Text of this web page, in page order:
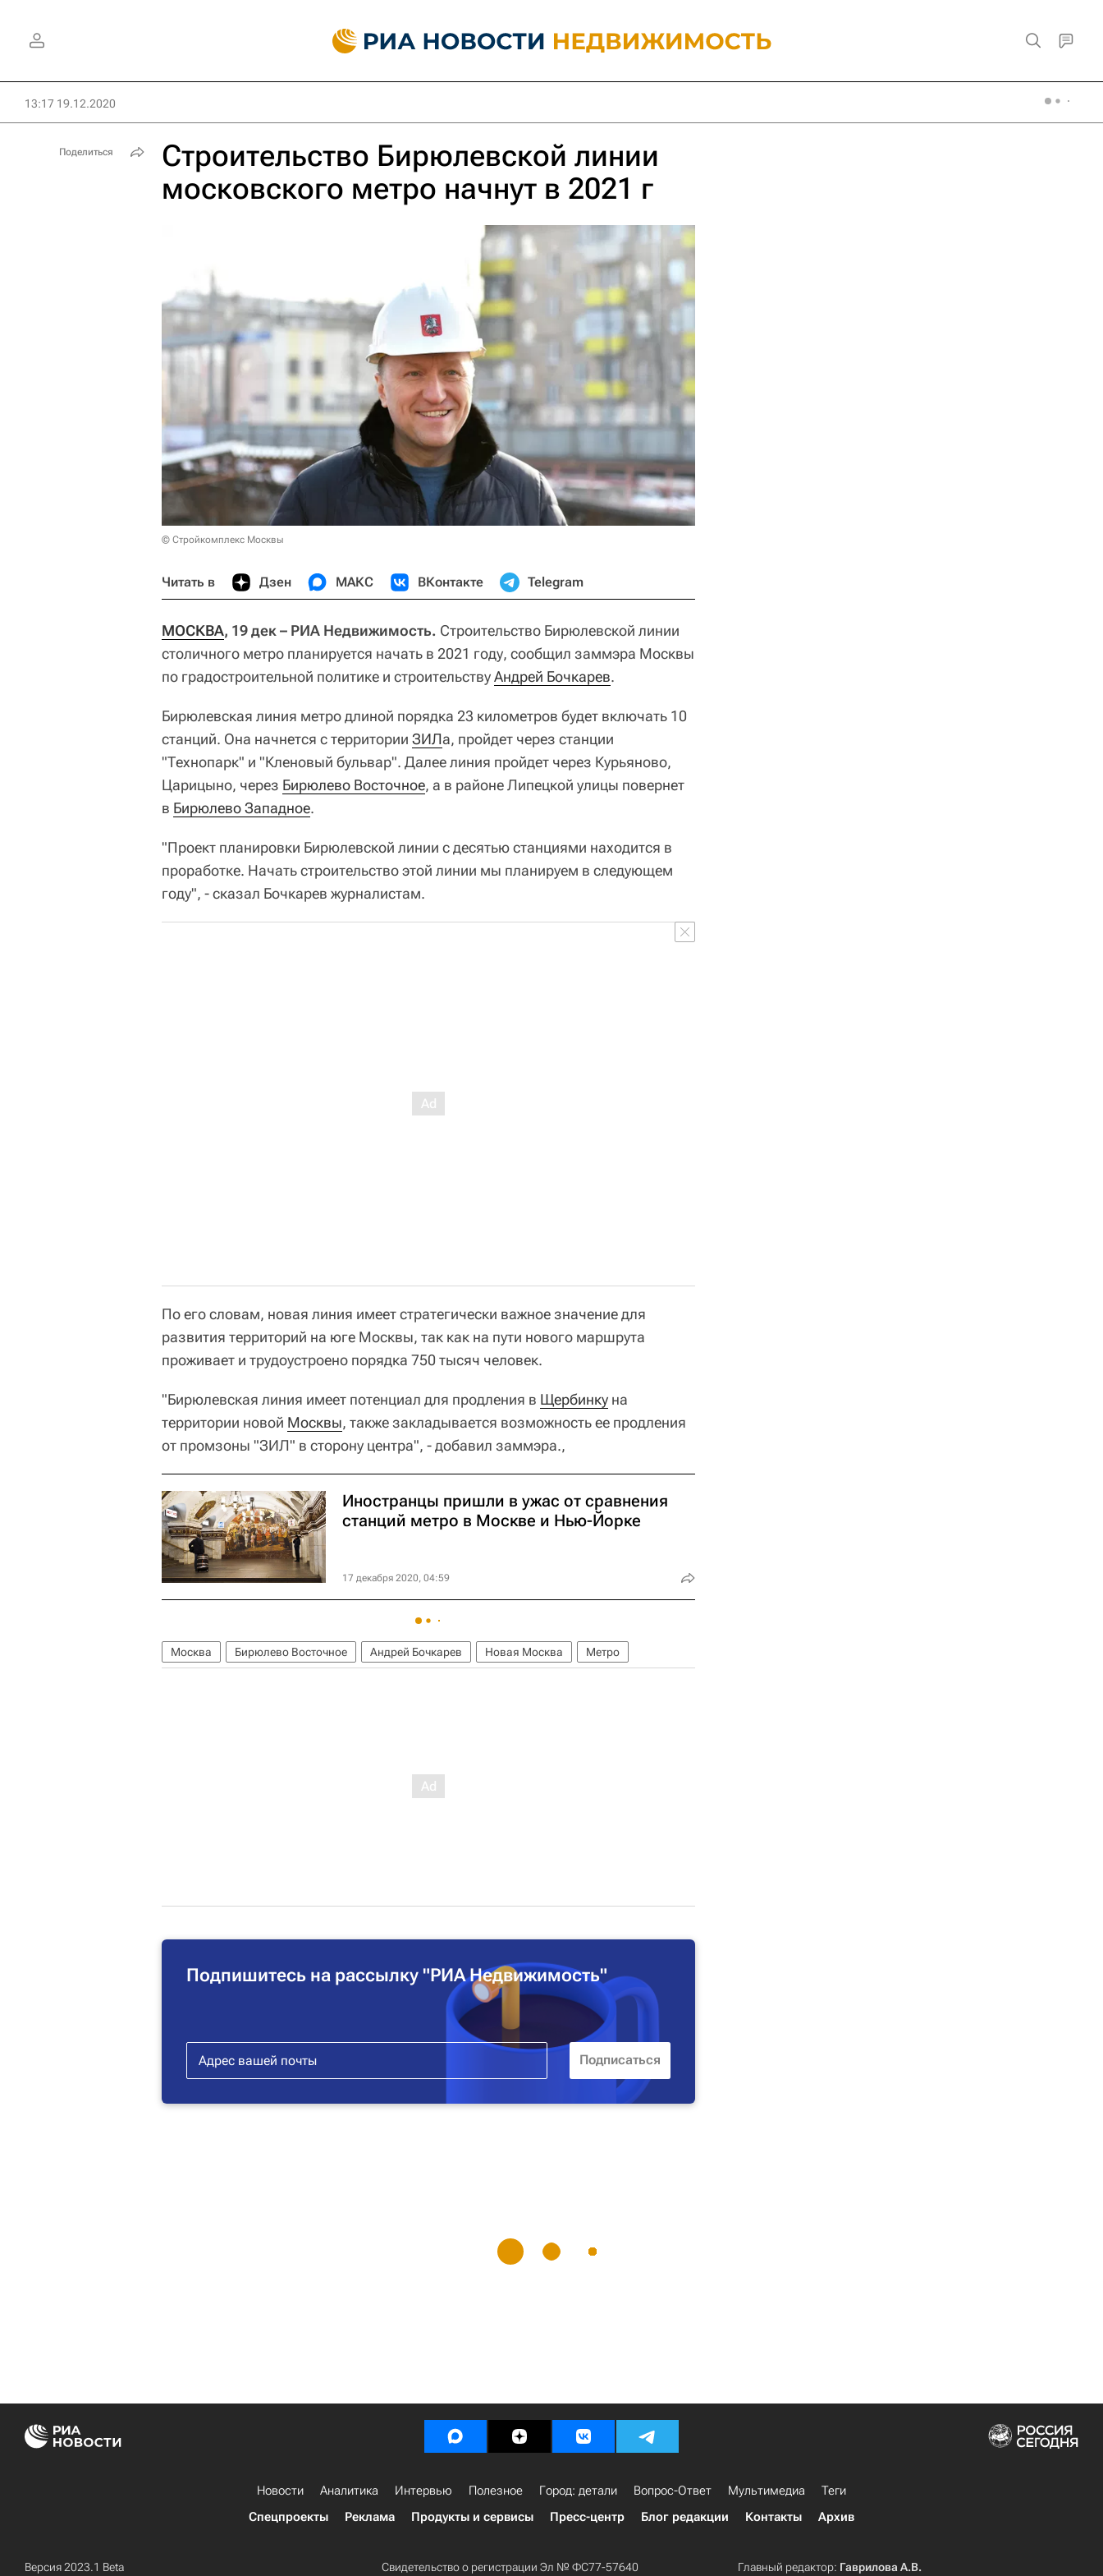
13:17 19.12.2020
Строительство Бирюлевской линии
московского метро начнут в 2021 г
© Стройкомплекс Москвы
Читать в Дзен МАКС ВКонтакте Telegram
МОСКВА, 19 дек – РИА Недвижимость. Строительство Бирюлевской линии
столичного метро планируется начать в 2021 году, сообщил заммэра Москвы
по градостроительной политике и строительствуАндрей Бочкарев.
Бирюлевская линия метро длиной порядка 23 километров будет включать 10
станций. Она начнется с территории ЗИЛа, пройдет через станции
"Технопарк" и "Кленовый бульвар". Далее линия пройдет через Курьяново,
Царицыно, через Бирюлево Восточное, а в районе Липецкой улицы повернет
в Бирюлево Западное.
"Проект планировки Бирюлевской линии с десятью станциями находится в
проработке. Начать строительство этой линии мы планируем в следующем
году", - сказал Бочкарев журналистам.
По его словам, новая линия имеет стратегически важное значение для
развития территорий на юге Москвы, так как на пути нового маршрута
проживает и трудоустроено порядка 750 тысяч человек.
"Бирюлевская линия имеет потенциал для продления в Щербинку на
территории новой Москвы, также закладывается возможность ее продления
от промзоны "ЗИЛ" в сторону центра", - добавил заммэра.,
Иностранцы пришли в ужас от сравнения
станций метро в Москве и Нью-Йорке
17 декабря 2020, 04:59
Москва Бирюлево Восточное Андрей Бочкарев Новая Москва Метро
Подпишитесь на рассылку "РИА Недвижимость"
Поделиться
Новости Аналитика Интервью Полезное Город: детали Вопрос-Ответ Мультимедиа
Теги
Спецпроекты
Реклама Продукты и сервисы Пресс-центр Блог редакции Контакты Архив
Версия 2023.1 Beta Свидетельство о регистрации Эл № ФС77-57640 Главный редактор: Гаврилова А.В.